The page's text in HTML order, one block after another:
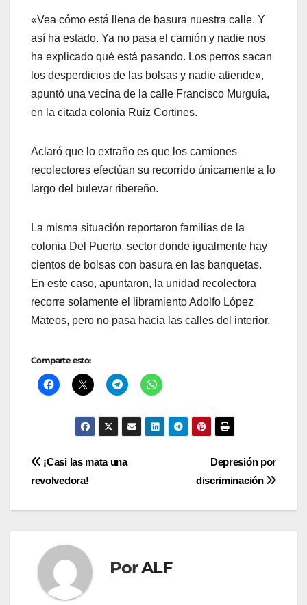
«Vea cómo está llena de basura nuestra calle. Y
así ha estado. Ya no pasa el camión y nadie nos
ha explicado qué está pasando. Los perros sacan
los desperdicios de las bolsas y nadie atiende»,
apuntó una vecina de la calle Francisco Murguía,
en la citada colonia Ruiz Cortines.
Aclaró que lo extraño es que los camiones
recolectores efectúan su recorrido únicamente a lo
largo del bulevar ribereño.
La misma situación reportaron familias de la
colonia Del Puerto, sector donde igualmente hay
cientos de bolsas con basura en las banquetas.
En este caso, apuntaron, la unidad recolectora
recorre solamente el libramiento Adolfo López
Mateos, pero no pasa hacia las calles del interior.
Comparte esto:
Navegación
Depresión por
discriminación
¡Casi las mata una
revolvedora!
PorALF